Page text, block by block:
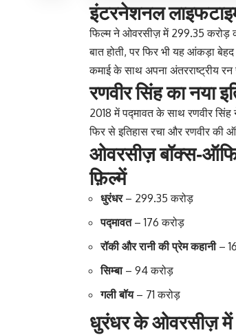
इंटरनेशनल
फिल्म ने ओवरसीज़ में 299.35 करोड़
बात होती, पर फिर भी यह आंकड़ा
कमाई के साथ अपना अंतरराष्ट्रीय
रणवीर सिंह का नया
2018 में पद्मावत के साथ रणवीर
फिर से इतिहास रचा और रणवीर की
ओवरसीज़
फ़िल्में
धुरंधर– 299.35 करोड़
पद्मावत– 176 करोड़
रॉकी और रानी की प्रेम कहानी–
सिम्बा– 94 करोड़
गली बॉय– 71 करोड़
धुरंधर के ओवरसीज़ में